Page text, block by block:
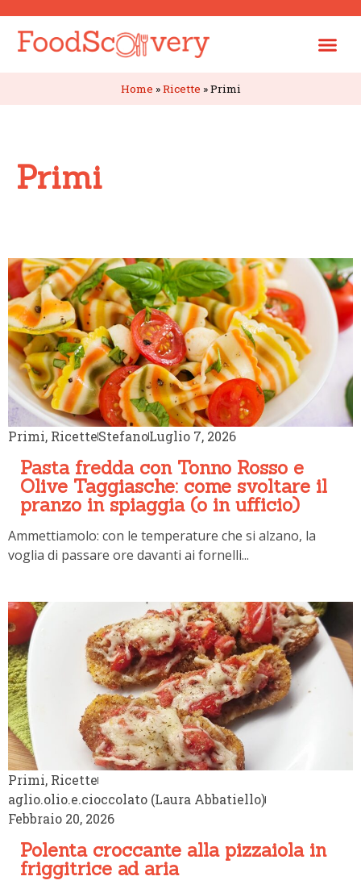
Home »Ricette »Primi
Primi
Primi, RicetteStefanoLuglio 7, 2026
Pasta fredda con Tonno Rosso e
Olive Taggiasche: come svoltare il
pranzo in spiaggia (o in ufficio)
Ammettiamolo: con le temperature che si alzano, la
voglia di passare ore davanti ai fornelli...
Primi, Ricette
aglio.olio.e.cioccolato (Laura Abbatiello)
Febbraio 20, 2026
Polenta croccante alla pizzaiola in
friggitrice ad aria